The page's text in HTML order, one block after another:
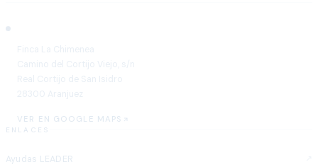
VER EN GOOGLE MAPS
ENLACES
Ayudas LEADER